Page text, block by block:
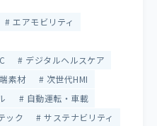
エアモビリティ
デジタルヘルスケア
素材
次世代HMI
自動運転・車載
ック
サステナビリティ